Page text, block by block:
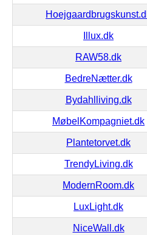
Illux.dk
RAW58.dk
BedreNætter.dk
Bydahlliving.dk
MøbelKompagniet.dk
Plantetorvet.dk
TrendyLiving.dk
ModernRoom.dk
LuxLight.dk
NiceWall.dk